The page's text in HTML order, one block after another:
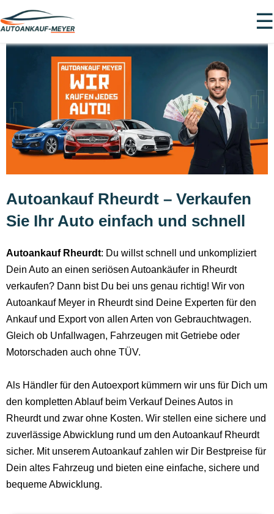
☰
Autoankauf Rheurdt – Verkaufen
Sie Ihr Auto einfach und schnell
Autoankauf Rheurdt: Du willst schnell und unkompliziert
Dein Auto an einen seriösen Autoankäufer in Rheurdt
verkaufen? Dann bist Du bei uns genau richtig! Wir von
Autoankauf Meyer in Rheurdt sind Deine Experten für den
Ankauf und Export von allen Arten von Gebrauchtwagen.
Gleich ob Unfallwagen, Fahrzeugen mit Getriebe oder
Motorschaden auch ohne TÜV.
Als Händler für den Autoexport kümmern wir uns für Dich um
den kompletten Ablauf beim Verkauf Deines Autos in
Rheurdt und zwar ohne Kosten. Wir stellen eine sichere und
zuverlässige Abwicklung rund um den Autoankauf Rheurdt
sicher. Mit unserem Autoankauf zahlen wir Dir Bestpreise für
Dein altes Fahrzeug und bieten eine einfache, sichere und
bequeme Abwicklung.